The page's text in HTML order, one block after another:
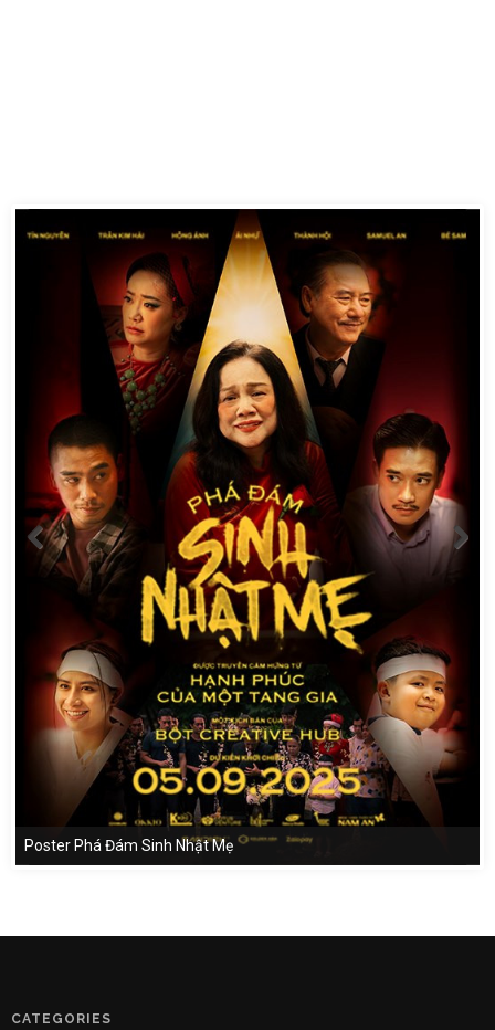
Poster Phá Đám Sinh Nhật Mẹ
CATEGORIES